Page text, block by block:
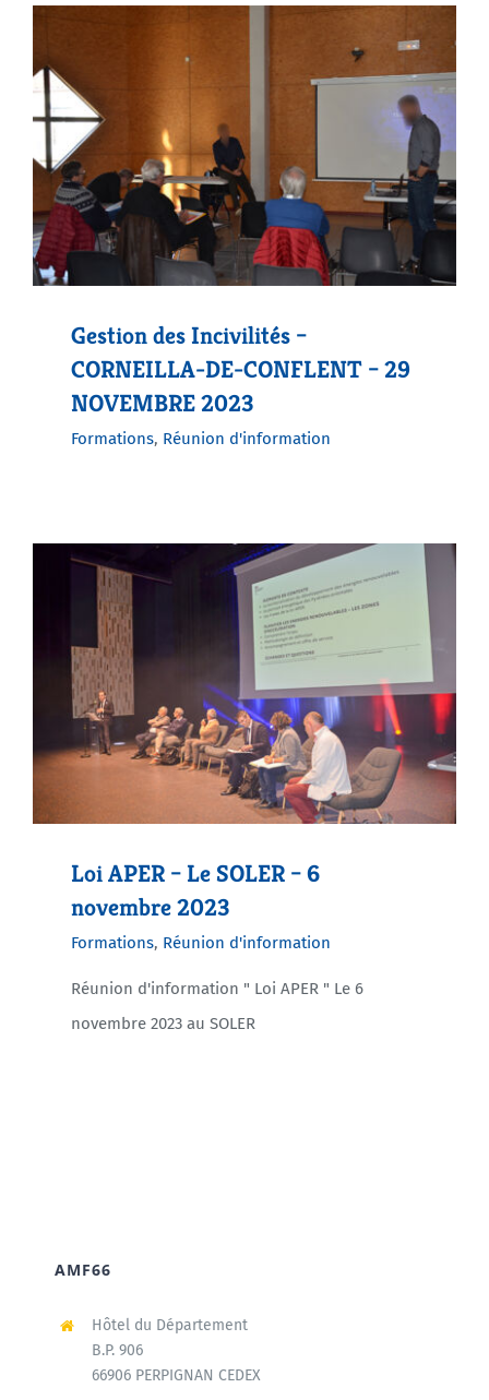
Gestion des Incivilités –
CORNEILLA-DE-CONFLENT – 29
NOVEMBRE 2023
Formations, Réunion d'information
Loi APER – Le SOLER – 6
novembre 2023
Formations, Réunion d'information
Réunion d'information " Loi APER " Le 6
novembre 2023 au SOLER
AMF66
Hôtel du Département
B.P. 906
66906 PERPIGNAN CEDEX